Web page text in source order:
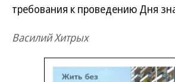
требования к проведению Дня
Василий Хитрых